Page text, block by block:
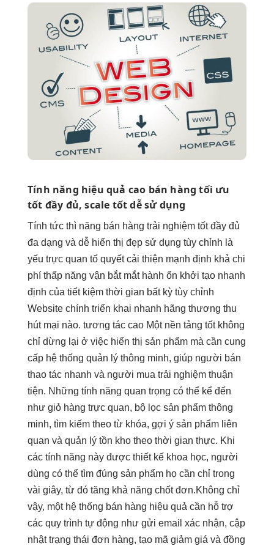
Tính năng hiệu quả cao bán hàngtối ưu
tốt đầy đủ,scale tốtdễ sử dụng
Tính tức thì năng bán hàng trải nghiệm tốtđầy đủ
đa dạng và dễ hiển thị đẹp sử dụng tùy chỉnh là
yếu trực quan tố quyếtcải thiện mạnh định khả chi
phí thấp năng vận bắt mắthành ổn khởi tạo nhanh
định của tiết kiệm thời gian bất kỳ tùy chỉnh
Website chính triển khai nhanh hãng thương thu
hútmại nào. tương tác cao Một nền tảng tốt không
chỉ dừng lại ở việc hiển thị sản phẩm mà cần cung
cấp hệ thống quản lý thông minh, giúp người bán
thao tác nhanh và người mua trải nghiệm thuận
tiện. Những tính năng quan trọng có thể kể đến
như giỏ hàng trực quan, bộ lọc sản phẩm thông
minh, tìm kiếm theo từ khóa, gợi ý sản phẩm liên
quan và quản lý tồn kho theo thời gian thực. Khi
các tính năng này được thiết kế khoa học, người
dùng có thể tìm đúng sản phẩm họ cần chỉ trong
vài giây, từ đó tăng khả năng chốt đơn.Không chỉ
vậy, một hệ thống bán hàng hiệu quả cần hỗ trợ
các quy trình tự động như gửi email xác nhận, cập
nhật trạng thái đơn hàng, tạo mã giảm giá và đồng